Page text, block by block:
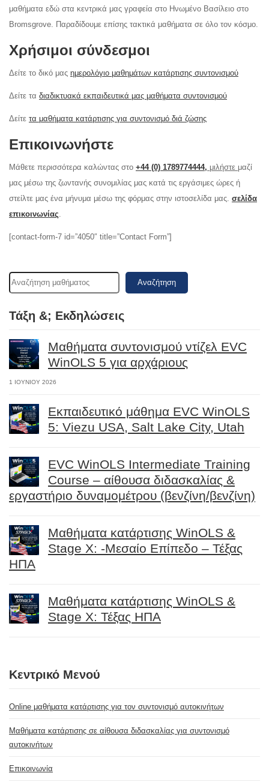
μαθήματα εδώ στα κεντρικά μας γραφεία στο Ηνωμένο Βασίλειο στο
Bromsgrove. Παραδίδουμε επίσης τακτικά μαθήματα σε όλο τον κόσμο.
Χρήσιμοι σύνδεσμοι
Δείτε το δικό μας ημερολόγιο μαθημάτων κατάρτισης συντονισμού
Δείτε τα διαδικτυακά εκπαιδευτικά μας μαθήματα συντονισμού
Δείτε τα μαθήματα κατάρτισης για συντονισμό διά ζώσης
Επικοινωνήστε
Μάθετε περισσότερα καλώντας στο +44 (0) 1789774444, μιλήστε μαζί
μας μέσω της ζωντανής συνομιλίας μας κατά τις εργάσιμες ώρες ή
στείλτε μας ένα μήνυμα μέσω της φόρμας στην ιστοσελίδα μας. σελίδα
επικοινωνίας.
[contact-form-7 id=”4050″ title=”Contact Form”]
Αναζήτηση
Τάξη &; Εκδηλώσεις
Μαθήματα συντονισμού ντίζελ EVC
WinOLS 5 για αρχάριους
1 ΙΟΥΝΊΟΥ 2026
Εκπαιδευτικό μάθημα EVC WinOLS
5: Viezu USA, Salt Lake City, Utah
EVC WinOLS Intermediate Training
Course – αίθουσα διδασκαλίας &
εργαστήριο δυναμομέτρου (βενζίνη/βενζίνη)
Μαθήματα κατάρτισης WinOLS &
Stage X: -Μεσαίο Επίπεδο – Τέξας
ΗΠΑ
Μαθήματα κατάρτισης WinOLS &
Stage X: Τέξας ΗΠΑ
Κεντρικό Μενού
Online μαθήματα κατάρτισης για τον συντονισμό αυτοκινήτων
Μαθήματα κατάρτισης σε αίθουσα διδασκαλίας για συντονισμό
αυτοκινήτων
Επικοινωνία